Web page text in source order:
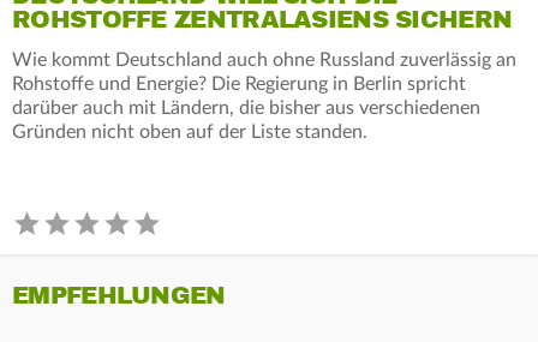
ROHSTOFFE ZENTRALASIENS SICHERN
Wie kommt Deutschland auch ohne Russland zuverlässig an
Rohstoffe und Energie? Die Regierung in Berlin spricht
darüber auch mit Ländern, die bisher aus verschiedenen
Gründen nicht oben auf der Liste standen.
EMPFEHLUNGEN